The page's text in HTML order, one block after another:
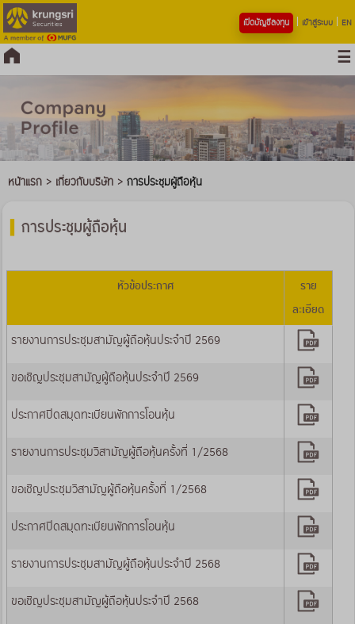
เปิดบัญชีลงทุน เข้าสู่ระบบ EN
หน้าแรก > เกี่ยวกับบริษัท > การประชุมผู้ถือหุ้น
การประชุมผู้ถือหุ้น
หัวข้อประกาศ
ราย
ละเอียด
รายงานการประชุมสามัญผู้ถือหุ้นประจำปี 2569
ขอเชิญประชุมสามัญผู้ถือหุ้นประจำปี 2569
ประกาศปิดสมุดทะเบียนพักการโอนหุ้น
รายงานการประชุมวิสามัญผู้ถือหุ้นครั้งที่ 1/2568
ขอเชิญประชุมวิสามัญผู้ถือหุ้นครั้งที่ 1/2568
ประกาศปิดสมุดทะเบียนพักการโอนหุ้น
รายงานการประชุมสามัญผู้ถือหุ้นประจำปี 2568
ขอเชิญประชุมสามัญผู้ถือหุ้นประจำปี 2568